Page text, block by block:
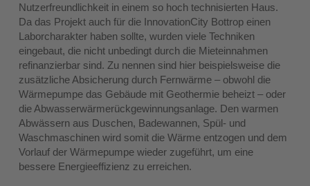
Nutzerfreundlichkeit in einem so hoch technisierten Haus.
Da das Projekt auch für die InnovationCity Bottrop einen
Laborcharakter haben sollte, wurden viele Techniken
eingebaut, die nicht unbedingt durch die Mieteinnahmen
refinanzierbar sind. Zu nennen sind hier beispielsweise die
zusätzliche Absicherung durch Fernwärme – obwohl die
Wärmepumpe das Gebäude mit Geothermie beheizt – oder
die Abwasserwärmerückgewinnungsanlage. Den warmen
Abwässern aus Duschen, Badewannen, Spül- und
Waschmaschinen wird somit die Wärme entzogen und dem
Vorlauf der Wärmepumpe wieder zugeführt, um eine
bessere Energieeffizienz zu erreichen.